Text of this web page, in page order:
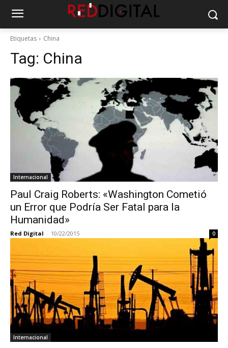
Etiquetas China
Tag: China
Internacional
Paul Craig Roberts: «Washington Cometió
un Error que Podría Ser Fatal para la
Humanidad»
Red Digital - 10/22/2015 0
Internacional